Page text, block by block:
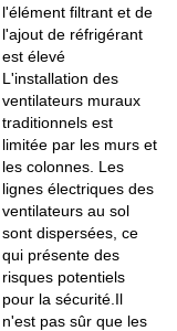
l'élément filtrant et de
l'ajout de réfrigérant
est élevé
L'installation des
ventilateurs muraux
traditionnels est
limitée par les murs et
les colonnes. Les
lignes électriques des
ventilateurs au sol
sont dispersées, ce
qui présente des
risques potentiels
pour la sécurité.Il
n'est pas sûr que les